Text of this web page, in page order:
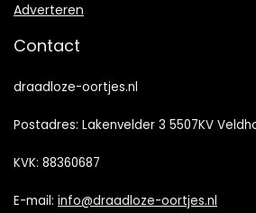
Adverteren
Contact
draadloze-oortjes.nl
Postadres: Lakenvelder 3 5507KV
KVK: 88360687
E-mail: info@draadloze-oortjes.nl